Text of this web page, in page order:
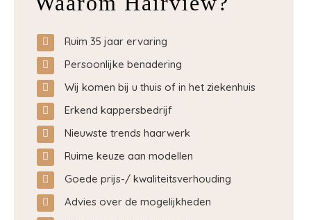
Ruim 35 jaar ervaring
Persoonlijke benadering
Wij komen bij u thuis of in het ziekenhuis
Erkend kappersbedrijf
Nieuwste trends haarwerk
Ruime keuze aan modellen
Goede prijs-/ kwaliteitsverhouding
Advies over de mogelijkheden